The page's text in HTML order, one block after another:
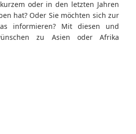
oder in den letzten Jahren
hat? Oder Sie möchten sich zur
informieren? Mit diesen und
zu Asien oder Afrika